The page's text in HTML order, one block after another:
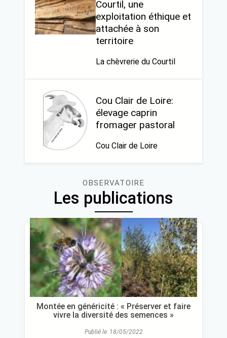
Courtil, une
exploitation éthique et
attachée à son
territoire
La chèvrerie du Courtil
Cou Clair de Loire:
élevage caprin
fromager pastoral
Cou Clair de Loire
OBSERVATOIRE
Les publications
Montée en généricité : « Préserver et faire
vivre la diversité des semences »
Publié le 18/05/2022